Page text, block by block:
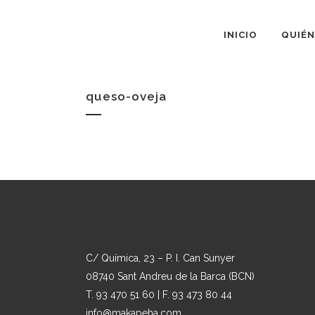
INICIO
queso-oveja
C/ Química, 23 – P. I. Can Sunyer
08740 Sant Andreu de la Barca (BCN)
T. 93 470 51 60 | F. 93 473 80 44